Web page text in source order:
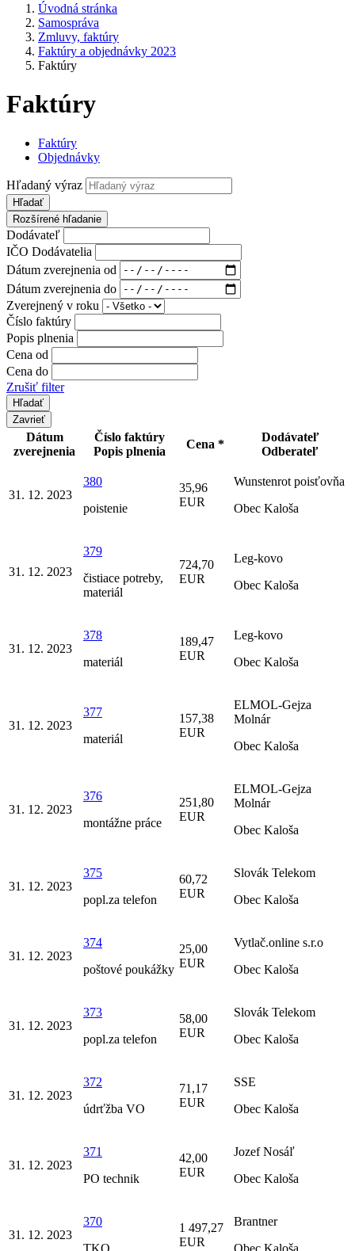
Úvodná stránka
Samospráva
Zmluvy, faktúry
Faktúry a objednávky 2023
Faktúry
Faktúry
Faktúry
Objednávky
Hľadaný výraz
Hľadať
Rozšírené hľadanie
Dodávateľ
IČO Dodávatelia
Dátum zverejnenia od
Dátum zverejnenia do
Zverejnený v roku
Číslo faktúry
Popis plnenia
Cena od
Cena do
Zrušiť filter
Zavrieť
Dátum
zverejnenia
Číslo faktúry
Popis plnenia
Cena *
Dodávateľ
Odberateľ
31. 12. 2023
380
poistenie
35,96
EUR
Wunstenrot poisťovňa
Obec Kaloša
31. 12. 2023
379
čistiace potreby,
materiál
724,70
EUR
Leg-kovo
Obec Kaloša
31. 12. 2023
378
materiál
189,47
EUR
Leg-kovo
Obec Kaloša
31. 12. 2023
377
materiál
157,38
EUR
ELMOL-Gejza
Molnár
Obec Kaloša
31. 12. 2023
376
montážne práce
251,80
EUR
ELMOL-Gejza
Molnár
Obec Kaloša
31. 12. 2023
375
popl.za telefon
60,72
EUR
Slovák Telekom
Obec Kaloša
31. 12. 2023
374
poštové poukážky
25,00
EUR
Vytlač.online s.r.o
Obec Kaloša
31. 12. 2023
373
popl.za telefon
58,00
EUR
Slovák Telekom
Obec Kaloša
31. 12. 2023
372
údrťžba VO
71,17
EUR
SSE
Obec Kaloša
31. 12. 2023
371
PO technik
42,00
EUR
Jozef Nosáľ
Obec Kaloša
31. 12. 2023
370
TKO
1 497,27
EUR
Brantner
Obec Kaloša